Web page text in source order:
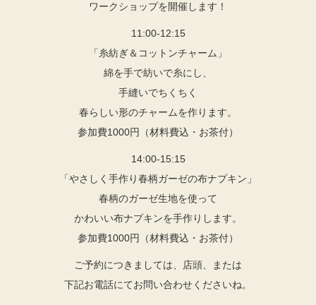
ワークショップを開催します！
11:00-12:15
「糸紡ぎ＆コットンチャーム」
綿を手で紡いで糸にし、
手縫いでちくちく
春らしい形のチャームを作ります。
参加費1000円（材料費込・お茶付）
14:00-15:15
「やさしく手作り春柄ガーゼの布ナプキン」
春柄のガーゼ生地を使って
かわいい布ナプキンを手作りします。
参加費1000円（材料費込・お茶付）
ご予約につきましては、店頭、または
下記お電話にてお問い合わせくださいね。